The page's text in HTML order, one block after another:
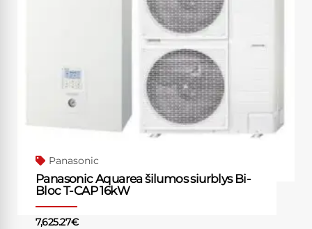
Panasonic
Panasonic Aquarea šilumos siurblys Bi-
Bloc T-CAP 16kW
7,625.27€